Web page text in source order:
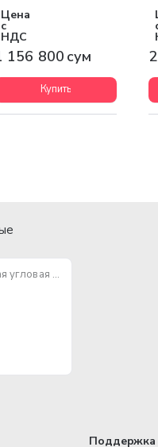
Цена
с
НДС
156 800 сум
Купить
Аккумуляторная угловая шлифмашина MILWAUKEE M18 FLAG180 XPDB-0 FUEL
Поддержка